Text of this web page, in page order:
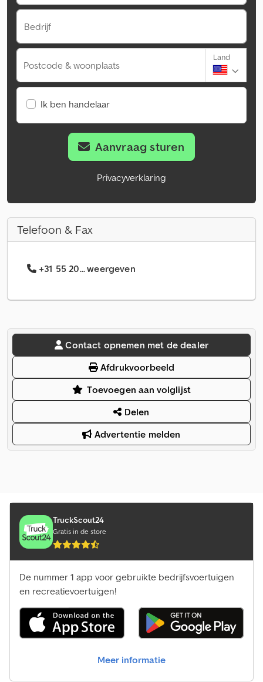
Bedrijf
Postcode & woonplaats
Land
Ik ben handelaar
Aanvraag sturen
Privacyverklaring
Telefoon & Fax
+31 55 20... weergeven
Contact opnemen met de dealer
Afdrukvoorbeeld
Toevoegen aan volglijst
Delen
Advertentie melden
TruckScout24
Gratis in de store
De nummer 1 app voor gebruikte bedrijfsvoertuigen
en recreatievoertuigen!
Meer informatie